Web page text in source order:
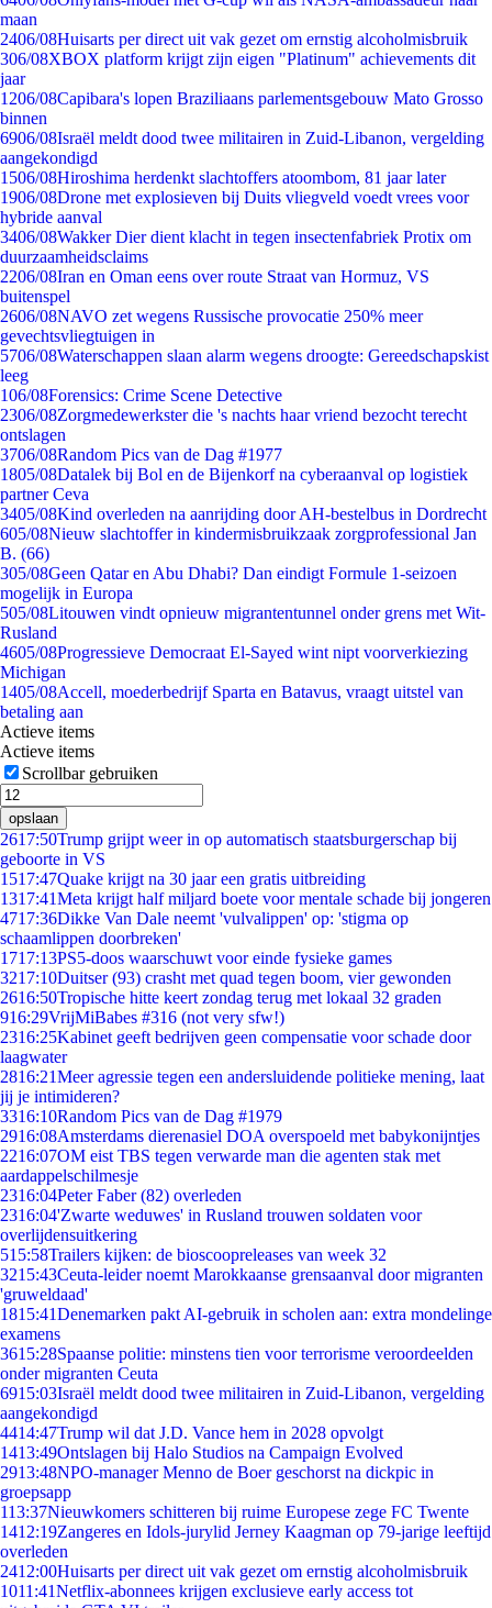
maan
2406/08Huisarts per direct uit vak gezet om ernstig alcoholmisbruik
306/08XBOX platform krijgt zijn eigen "Platinum" achievements dit
jaar
1206/08Capibara's lopen Braziliaans parlementsgebouw Mato Grosso
binnen
6906/08Israël meldt dood twee militairen in Zuid-Libanon, vergelding
aangekondigd
1506/08Hiroshima herdenkt slachtoffers atoombom, 81 jaar later
1906/08Drone met explosieven bij Duits vliegveld voedt vrees voor
hybride aanval
3406/08Wakker Dier dient klacht in tegen insectenfabriek Protix om
duurzaamheidsclaims
2206/08Iran en Oman eens over route Straat van Hormuz, VS
buitenspel
2606/08NAVO zet wegens Russische provocatie 250% meer
gevechtsvliegtuigen in
5706/08Waterschappen slaan alarm wegens droogte: Gereedschapskist
leeg
106/08Forensics: Crime Scene Detective
2306/08Zorgmedewerkster die 's nachts haar vriend bezocht terecht
ontslagen
3706/08Random Pics van de Dag #1977
1805/08Datalek bij Bol en de Bijenkorf na cyberaanval op logistiek
partner Ceva
3405/08Kind overleden na aanrijding door AH-bestelbus in Dordrecht
605/08Nieuw slachtoffer in kindermisbruikzaak zorgprofessional Jan
B. (66)
305/08Geen Qatar en Abu Dhabi? Dan eindigt Formule 1-seizoen
mogelijk in Europa
505/08Litouwen vindt opnieuw migrantentunnel onder grens met Wit-
Rusland
4605/08Progressieve Democraat El-Sayed wint nipt voorverkiezing
Michigan
1405/08Accell, moederbedrijf Sparta en Batavus, vraagt uitstel van
betaling aan
Actieve items
Actieve items
Scrollbar gebruiken
opslaan
2617:50Trump grijpt weer in op automatisch staatsburgerschap bij
geboorte in VS
1517:47Quake krijgt na 30 jaar een gratis uitbreiding
1317:41Meta krijgt half miljard boete voor mentale schade bij jongeren
4717:36Dikke Van Dale neemt 'vulvalippen' op: 'stigma op
schaamlippen doorbreken'
1717:13PS5-doos waarschuwt voor einde fysieke games
3217:10Duitser (93) crasht met quad tegen boom, vier gewonden
2616:50Tropische hitte keert zondag terug met lokaal 32 graden
916:29VrijMiBabes #316 (not very sfw!)
2316:25Kabinet geeft bedrijven geen compensatie voor schade door
laagwater
2816:21Meer agressie tegen een andersluidende politieke mening, laat
jij je intimideren?
3316:10Random Pics van de Dag #1979
2916:08Amsterdams dierenasiel DOA overspoeld met babykonijntjes
2216:07OM eist TBS tegen verwarde man die agenten stak met
aardappelschilmesje
2316:04Peter Faber (82) overleden
2316:04'Zwarte weduwes' in Rusland trouwen soldaten voor
overlijdensuitkering
515:58Trailers kijken: de bioscoopreleases van week 32
3215:43Ceuta-leider noemt Marokkaanse grensaanval door migranten
'gruweldaad'
1815:41Denemarken pakt AI-gebruik in scholen aan: extra mondelinge
examens
3615:28Spaanse politie: minstens tien voor terrorisme veroordeelden
onder migranten Ceuta
6915:03Israël meldt dood twee militairen in Zuid-Libanon, vergelding
aangekondigd
4414:47Trump wil dat J.D. Vance hem in 2028 opvolgt
1413:49Ontslagen bij Halo Studios na Campaign Evolved
2913:48NPO-manager Menno de Boer geschorst na dickpic in
groepsapp
113:37Nieuwkomers schitteren bij ruime Europese zege FC Twente
1412:19Zangeres en Idols-jurylid Jerney Kaagman op 79-jarige leeftijd
overleden
2412:00Huisarts per direct uit vak gezet om ernstig alcoholmisbruik
1011:41Netflix-abonnees krijgen exclusieve early access tot